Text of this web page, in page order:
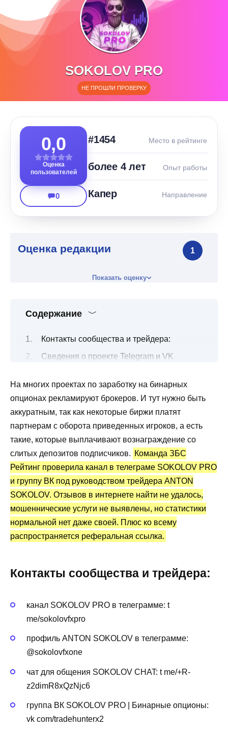
SOKOLOV PRO
НЕ ПРОШЛИ ПРОВЕРКУ
0,0
Оценка
пользователей
0
#1454 Место в рейтинге
более 4 лет Опыт работы
Капер Направление
Оценка редакции 1
Показать оценку
Содержание
Контакты сообщества и трейдера:
Сведения о проекте Telegram и VK
Бесплатные и платные торговые сигналы
Канал Telegram SOKOLOV PRO:
статистика и отзывы о сигналах
На многих проектах по заработку на бинарных
опционах рекламируют брокеров. И тут нужно быть
аккуратным, так как некоторые биржи платят
партнерам с оборота приведенных игроков, а есть
такие, которые выплачивают вознаграждение со
слитых депозитов подписчиков. Команда ЗБС
Рейтинг проверила канал в телеграме SOKOLOV PRO
и группу ВК под руководством трейдера ANTON
SOKOLOV. Отзывов в интернете найти не удалось,
мошеннические услуги не выявлены, но статистики
нормальной нет даже своей. Плюс ко всему
распространяется реферальная ссылка.
Контакты сообщества и трейдера:
канал SOKOLOV PRO в телеграмме: t
me/sokolovfxpro
профиль ANTON SOKOLOV в телеграмме:
@sokolovfxone
чат для общения SOKOLOV CHAT: t me/+R-
z2dimR8xQzNjc6
группа ВК SOKOLOV PRO | Бинарные опционы:
vk com/tradehunterx2